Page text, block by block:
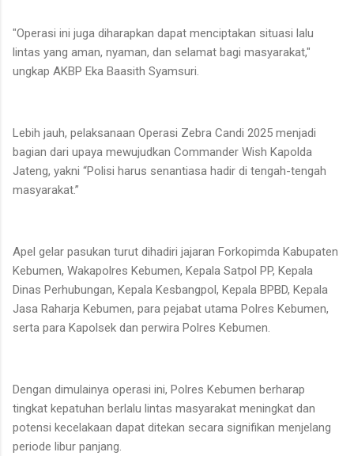
"Operasi ini juga diharapkan dapat menciptakan situasi lalu
lintas yang aman, nyaman, dan selamat bagi masyarakat,"
ungkap AKBP Eka Baasith Syamsuri.
Lebih jauh, pelaksanaan Operasi Zebra Candi 2025 menjadi
bagian dari upaya mewujudkan Commander Wish Kapolda
Jateng, yakni “Polisi harus senantiasa hadir di tengah-tengah
masyarakat.”
Apel gelar pasukan turut dihadiri jajaran Forkopimda Kabupaten
Kebumen, Wakapolres Kebumen, Kepala Satpol PP, Kepala
Dinas Perhubungan, Kepala Kesbangpol, Kepala BPBD, Kepala
Jasa Raharja Kebumen, para pejabat utama Polres Kebumen,
serta para Kapolsek dan perwira Polres Kebumen.
Dengan dimulainya operasi ini, Polres Kebumen berharap
tingkat kepatuhan berlalu lintas masyarakat meningkat dan
potensi kecelakaan dapat ditekan secara signifikan menjelang
periode libur panjang.